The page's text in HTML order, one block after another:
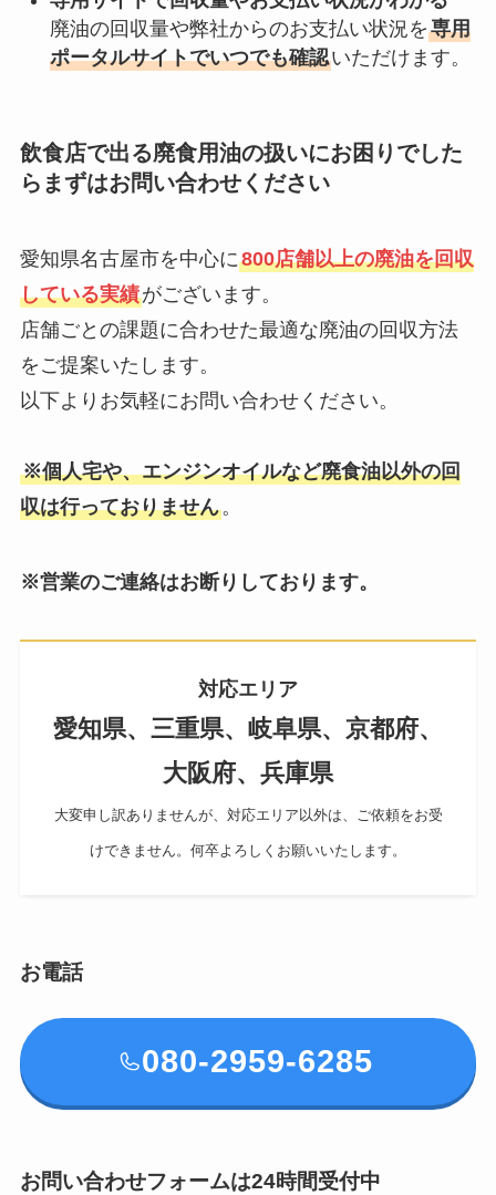
廃油の回収量や弊社からのお支払い状況を専用
ポータルサイトでいつでも確認いただけます。
飲食店で出る廃食用油の扱いにお困りでした
らまずはお問い合わせください
愛知県名古屋市を中心に800店舗以上の廃油を回収
している実績がございます。
店舗ごとの課題に合わせた最適な廃油の回収方法
をご提案いたします。
以下よりお気軽にお問い合わせください。
※個人宅や、エンジンオイルなど廃食油以外の回
収は行っておりません。
※営業のご連絡はお断りしております。
対応エリア
愛知県、三重県、岐阜県、京都府、
大阪府、兵庫県
大変申し訳ありませんが、対応エリア以外は、ご依頼をお受
けできません。何卒よろしくお願いいたします。
お電話
080-2959-6285
お問い合わせフォームは24時間受付中